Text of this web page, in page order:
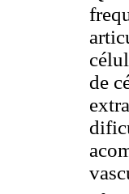
de